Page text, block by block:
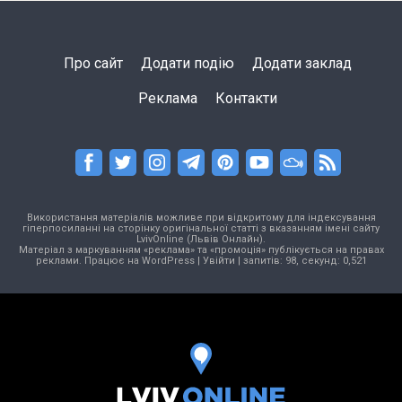
Про сайт Додати подію Додати заклад
Реклама Контакти
Використання матеріалів можливе при відкритому для індексування
гіперпосиланні на сторінку оригінальної статті з вказанням імені сайту
LvivOnline (Львів Онлайн).
Матеріал з маркуванням «реклама» та «промоція» публікується на правах
реклами. Працює на WordPress| Увійти | запитів: 98, секунд: 0,521